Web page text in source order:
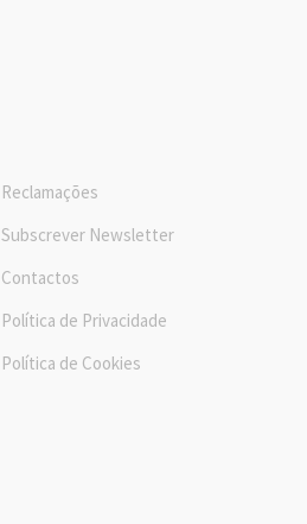
Reclamações
Subscrever Newsletter
Contactos
Política de Privacidade
Política de Cookies